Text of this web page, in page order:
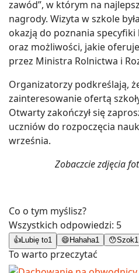
zawód”, w którym na
nagrody. Wizyta w szkole
okazją do poznania specyfiki
oraz możliwości, jakie
przez Ministra Rolnictwa i
Organizatorzy podkreślają,
zainteresowanie ofertą
Otwarty zakończył się
uczniów do rozpoczęcia
września.
Zobaczcie zdjęcia
Co o tym myślisz?
Wszystkich odpowiedzi: 5
👍 Lubię to1 😄 Hahaha1 😯Szok1
To warto przeczytać